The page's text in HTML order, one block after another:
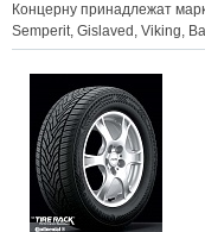
Концерну принадлежат
Semperit, Gislaved, Viking,